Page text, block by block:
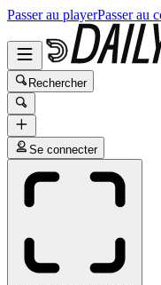
Passer au playerPasser au
Rechercher
Se connecter